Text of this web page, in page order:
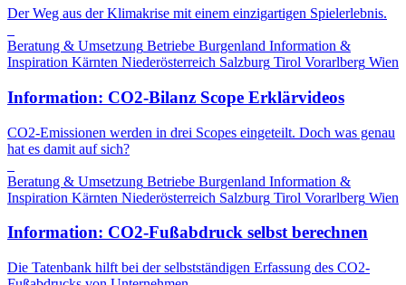
Der Weg aus der Klimakrise mit einem einzigartigen Spielerlebnis.
Beratung & Umsetzung Betriebe Burgenland Information &
Inspiration Kärnten Niederösterreich Salzburg Tirol Vorarlberg Wien
Information: CO2-Bilanz Scope Erklärvideos
CO2-Emissionen werden in drei Scopes eingeteilt. Doch was genau
hat es damit auf sich?
Beratung & Umsetzung Betriebe Burgenland Information &
Inspiration Kärnten Niederösterreich Salzburg Tirol Vorarlberg Wien
Information: CO2-Fußabdruck selbst berechnen
Die Tatenbank hilft bei der selbstständigen Erfassung des CO2-